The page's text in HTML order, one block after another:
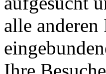
alle